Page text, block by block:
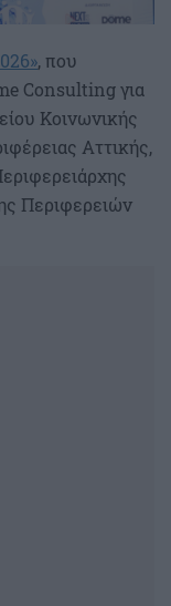
, που
Consulting για
Κοινωνικής
Αττικής,
Περιφερειών